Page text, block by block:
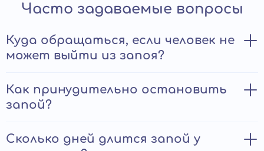
Часто задаваемые вопросы
Куда обращаться, если человек не
может выйти из запоя?
Если близкий не прекращает пить и теряет контроль
над собой, нужно как можно скорее связаться с
наркологической клиникой. Специалисты приедут на
Медицинская помощь на раннем этапе снижает риск
тяжелых последствий.
Как принудительно остановить
запой?
Принудительный вывод из запоя допустим, если есть
реальная угроза жизни или опасное поведение.
Сколько дней длится запой у